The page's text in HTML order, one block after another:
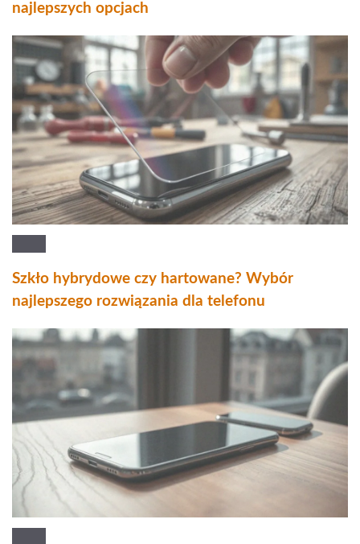
najlepszych opcjach
Szkło hybrydowe czy hartowane? Wybór
najlepszego rozwiązania dla telefonu